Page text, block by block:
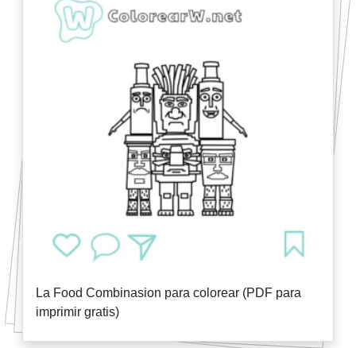
La Food Combinasion para colorear (PDF para
imprimir gratis)